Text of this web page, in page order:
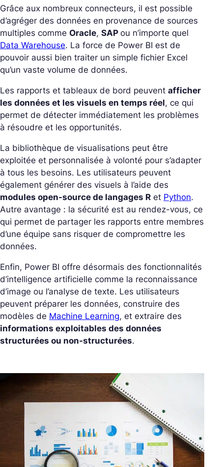
Grâce aux nombreux connecteurs, il est possible
d’agréger des données en provenance de sources
multiples comme Oracle, SAP ou n’importe quel
Data Warehouse. La force de Power BI est de
pouvoir aussi bien traiter un simple fichier Excel
qu’un vaste volume de données.
Les rapports et tableaux de bord peuvent afficher
les données et les visuels en temps réel, ce qui
permet de détecter immédiatement les problèmes
à résoudre et les opportunités.
La bibliothèque de visualisations peut être
exploitée et personnalisée à volonté pour s’adapter
à tous les besoins. Les utilisateurs peuvent
également générer des visuels à l’aide des
modules open-source de langages R et Python.
Autre avantage : la sécurité est au rendez-vous, ce
qui permet de partager les rapports entre membres
d’une équipe sans risquer de compromettre les
données.
Enfin, Power BI offre désormais des fonctionnalités
d’intelligence artificielle comme la reconnaissance
d’image ou l’analyse de texte. Les utilisateurs
peuvent préparer les données, construire des
modèles de Machine Learning, et extraire des
informations exploitables des données
structurées ou non-structurées.